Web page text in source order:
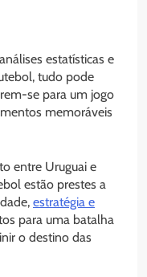
estatísticas e
tudo pode
se para um jogo
memoráveis
entre Uruguai e
estão prestes a
estratégia e
para uma batalha
o destino das